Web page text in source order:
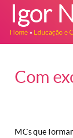
Igor
Home » Educação e
Com
MCs que